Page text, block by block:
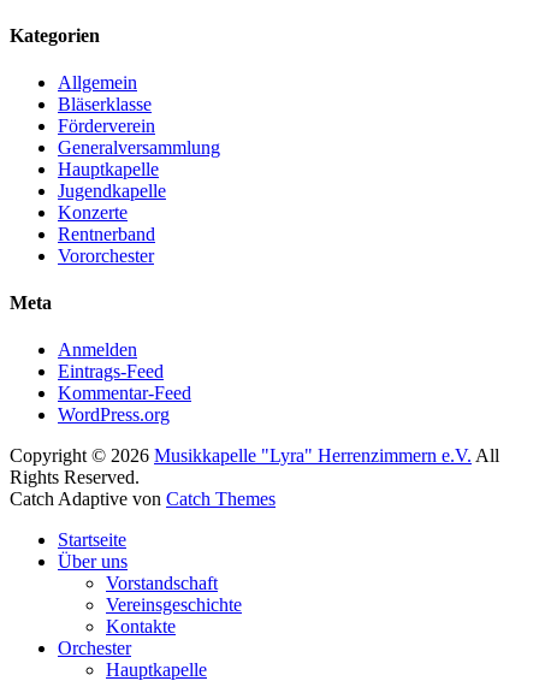
Kategorien
Allgemein
Bläserklasse
Förderverein
Generalversammlung
Hauptkapelle
Jugendkapelle
Konzerte
Rentnerband
Vororchester
Meta
Anmelden
Eintrags-Feed
Kommentar-Feed
WordPress.org
Copyright © 2026 Musikkapelle "Lyra" Herrenzimmern e.V. All
Rights Reserved.
Catch Adaptive von Catch Themes
oben
scrollen
Startseite
Über uns
Vorstandschaft
Vereinsgeschichte
Kontakte
Orchester
Hauptkapelle